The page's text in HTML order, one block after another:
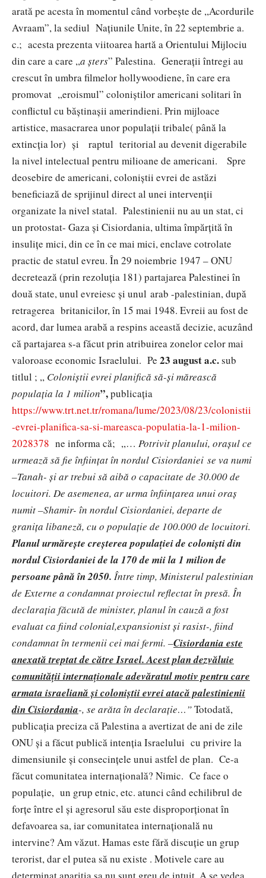
arată pe acesta în momentul când vorbește de ,,Acordurile
Avraam”, la sediul Națiunile Unite, în 22 septembrie a.
c.; acesta prezenta viitoarea hartă a Orientului Mijlociu
din care a care ,,a șters” Palestina. Generații întregi au
crescut în umbra filmelor hollywoodiene, în care era
promovat ,,eroismul” coloniștilor americani solitari în
conflictul cu băștinașii amerindieni. Prin mijloace
artistice, masacrarea unor populații tribale( până la
extincția lor) și raptul teritorial au devenit digerabile
la nivel intelectual pentru milioane de americani. Spre
deosebire de americani, coloniștii evrei de astăzi
beneficiază de sprijinul direct al unei intervenții
organizate la nivel statal. Palestinienii nu au un stat, ci
un protostat- Gaza și Cisiordania, ultima împărțită în
insulițe mici, din ce în ce mai mici, enclave cotrolate
practic de statul evreu. În 29 noiembrie 1947 – ONU
decretează (prin rezoluția 181) partajarea Palestinei în
două state, unul evreiesc și unul arab -palestinian, după
retragerea britanicilor, în 15 mai 1948. Evreii au fost de
acord, dar lumea arabă a respins această decizie, acuzând
că partajarea s-a făcut prin atribuirea zonelor celor mai
valoroase economic Israelului. Pe 23 august a.c.sub
titlul ; ,, Coloniștii evrei planifică să-și mărească
populația la 1 milion”,publicația
https://www.trt.net.tr/romana/lume/2023/08/23/colonistii
-evrei-planifica-sa-si-mareasca-populatia-la-1-milion-
2028378 ne informa că; ,,… Potrivit planului, orașul ce
urmează să fie înființat în nordul Cisiordaniei se va numi
–Tanah- și ar trebui să aibă o capacitate de 30.000 de
locuitori. De asemenea, ar urma înființarea unui oraș
numit –Shamir- în nordul Cisiordaniei, departe de
granița libaneză, cu o populație de 100.000 de locuitori.
Planul urmărește creșterea populației de coloniști din
nordul Cisiordaniei de la 170 de mii la 1 milion de
persoane până în 2050. Între timp, Ministerul palestinian
de Externe a condamnat proiectul reflectat în presă. În
declarația făcută de minister, planul în cauză a fost
evaluat ca fiind colonial,expansionist și rasist-, fiind
condamnat în termenii cei mai fermi. –Cisiordania este
anexată treptat de către Israel. Acest plan dezvăluie
comunității internaționale adevăratul motiv pentru care
armata israeliană și coloniștii evrei atacă palestinienii
din Cisiordania-, se arăta în declarație…”Totodată,
publicația preciza că Palestina a avertizat de ani de zile
ONU și a făcut publică intenția Israelului cu privire la
dimensiunile și consecințele unui astfel de plan. Ce-a
făcut comunitatea internațională? Nimic. Ce face o
populație, un grup etnic, etc. atunci când echilibrul de
forțe între el și agresorul său este disproporționat în
defavoarea sa, iar comunitatea internațională nu
intervine? Am văzut. Hamas este fără discuție un grup
terorist, dar el putea să nu existe . Motivele care au
determinat apariția sa nu sunt greu de intuit. A se vedea